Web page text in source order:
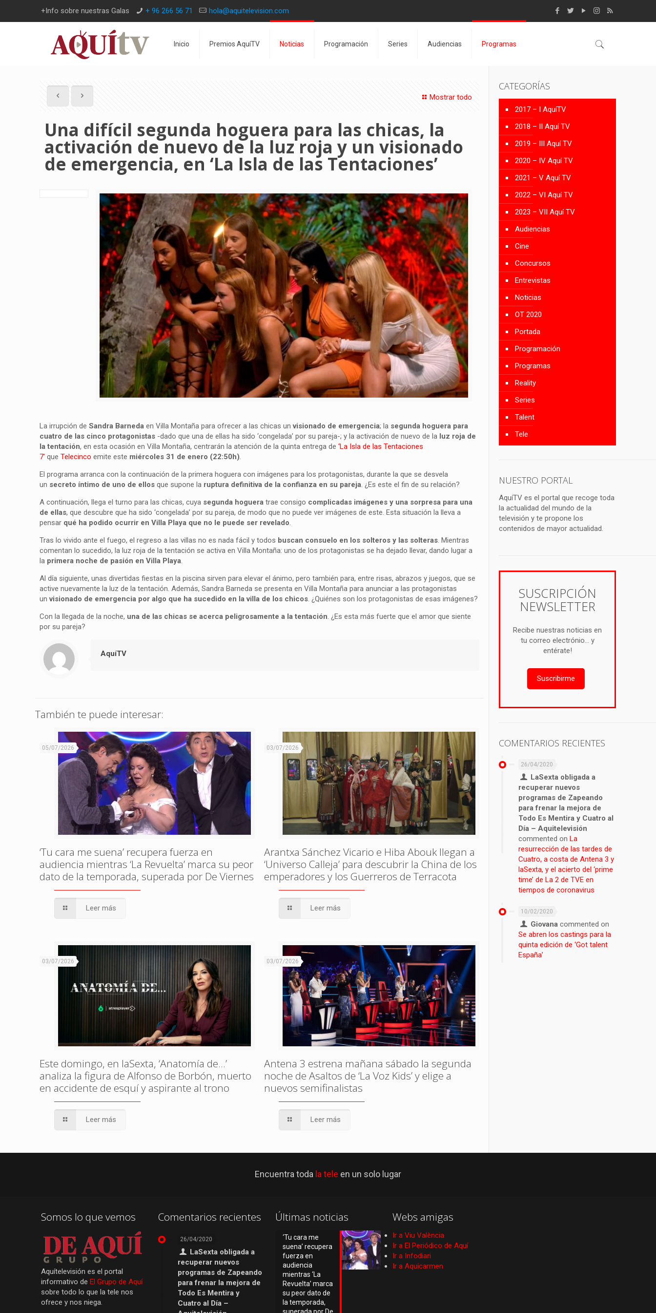
+Info sobre nuestras Galas + 96 266 56 71 hola@aquitelevision.com
Inicio Premios AquíTV Noticias Programación Series Audiencias Programas
Mostrar todo
Una difícil segunda hoguera para las chicas, la
activación de nuevo de la luz roja y un visionado
de emergencia, en ‘La Isla de las Tentaciones’
La irrupción deSandra Barneda en Villa Montaña para ofrecer a las chicas unvisionado de emergencia; la segunda hoguera para
cuatro de las cinco protagonistas -dado que una de ellas ha sido ‘congelada’ por su pareja-; y la activación de nuevo de la luz roja de
la tentación, en esta ocasión en Villa Montaña, centrarán la atención de la quinta entrega de‘La Isla de las Tentaciones
7’ queTelecinco emite este miércoles 31 de enero (22:50h)
El programa arranca con la continuación de la primera hoguera con imágenes para los protagonistas, durante la que se desvela
un secreto íntimo de uno de ellos que supone la ruptura definitiva de la confianza en su pareja . ¿Es este el fin de su relación?
A continuación, llega el turno para las chicas, cuya segunda hoguera trae consigo complicadas imágenes y una sorpresa para una
de ellas, que descubre que ha sido ‘congelada’ por su pareja, de modo que no puede ver imágenes de este. Esta situación la lleva a
pensar qué ha podido ocurrir en Villa Playa que no le puede ser revelado
Tras lo vivido ante el fuego, el regreso a las villas no es nada fácil y todos buscan consuelo en los solteros y las solteras . Mientras
comentan lo sucedido, la luz roja de la tentación se activa en Villa Montaña: uno de los protagonistas se ha dejado llevar, dando lugar a
la primera noche de pasión en Villa Playa
Al día siguiente, unas divertidas fiestas en la piscina sirven para elevar el ánimo, pero también para, entre risas, abrazos y juegos, que se
active nuevamente la luz de la tentación. Además, Sandra Barneda se presenta en Villa Montaña para anunciar a las protagonistas
un visionado de emergencia por algo que ha sucedido en la villa de los chicos . ¿Quiénes son los protagonistas de esas imágenes?
Con la llegada de la noche, una de las chicas se acerca peligrosamente a la tentación . ¿Es esta más fuerte que el amor que siente
por su pareja?
AquíTV
También te puede interesar:
05/07/2026
‘Tu cara me suena’ recupera fuerza en
audiencia mientras ‘La Revuelta’ marca su peor
dato de la temporada, superada por De Viernes
Leer más
03/07/2026
Arantxa Sánchez Vicario e Hiba Abouk llegan a
‘Universo Calleja’ para descubrir la China de los
emperadores y los Guerreros de Terracota
Leer más
03/07/2026
Este domingo, en laSexta, ‘Anatomía de…’
analiza la figura de Alfonso de Borbón, muerto
en accidente de esquí y aspirante al trono
Leer más
03/07/2026
Antena 3 estrena mañana sábado la segunda
noche de Asaltos de ‘La Voz Kids’ y elige a
nuevos semifinalistas
Leer más
CATEGORÍAS
2017 – I AquíTV
2018 – II Aquí TV
2019 – III Aquí TV
2020 – IV Aquí TV
2021 – V Aquí TV
2022 – VI Aquí TV
2023 – VII Aquí TV
Audiencias
Cine
Concursos
Entrevistas
Noticias
OT 2020
Portada
Programación
Programas
Reality
Series
Talent
Tele
NUESTRO PORTAL
AquíTV es el portal que recoge toda
la actualidad del mundo de la
televisión y te propone los
contenidos de mayor actualidad.
SUSCRIPCIÓN
NEWSLETTER
Recibe nuestras noticias en
tu correo electrónio... y
entérate!
Suscribirme
COMENTARIOS RECIENTES
26/04/2020
LaSexta obligada a
recuperar nuevos
programas de Zapeando
para frenar la mejora de
Todo Es Mentira y Cuatro al
Día – Aquitelevisión
commented onLa
resurrección de las tardes de
Cuatro, a costa de Antena 3 y
laSexta, y el acierto del ‘prime
time’ de La 2 de TVE en
tiempos de coronavirus
10/02/2020
Giovana commented on
Se abren los castings para la
quinta edición de ‘Got talent
España’
Encuentra toda la tele en un solo lugar
Somos lo que vemos
Aquítelevisión es el portal
informativo de El Grupo de Aquí
sobre todo lo que la tele nos
ofrece y nos niega.
Comentarios recientes
26/04/2020
LaSexta obligada a
recuperar nuevos
programas de Zapeando
para frenar la mejora de
Todo Es Mentira y
Cuatro al Día –
Últimas noticias
‘Tu cara me
suena’ recupera
fuerza en
audiencia
mientras ‘La
Revuelta’ marca
su peor dato de
la temporada,
Webs amigas
Ir a Viu València
Ir a El Periódico de Aquí
Ir a Infodiari
Ir a Aquicarmen